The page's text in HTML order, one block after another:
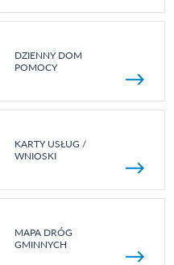
DZIENNY DOM
POMOCY
KARTY USŁUG /
WNIOSKI
MAPA DRÓG
GMINNYCH